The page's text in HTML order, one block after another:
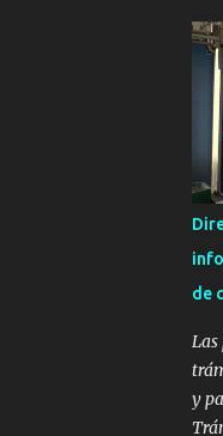
con
e
de
de
de
Las
y